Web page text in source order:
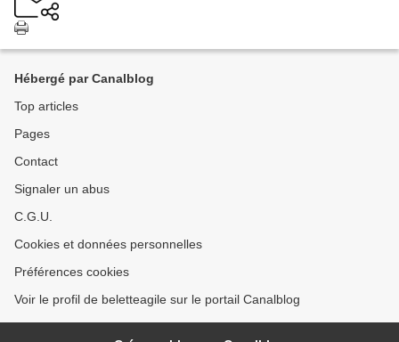
Hébergé par Canalblog
Top articles
Pages
Contact
Signaler un abus
C.G.U.
Cookies et données personnelles
Préférences cookies
Voir le profil de beletteagile sur le portail Canalblog